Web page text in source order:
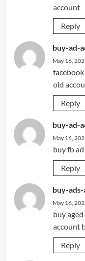
account
Reply
buy-ad-
May 16,
old
Reply
buy-ad-
May 16,
buy fb
Reply
buy-
May 16,
buy
account
Reply